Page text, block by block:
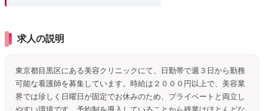
求人の説明
東京都目黒区にある美容クリニックにて、日勤帯で週３日から勤務
可能な看護師を募集しています。時給は２０００円以上で、美容業
界では珍しく日曜日が固定でお休みのため、プライベートと両立し